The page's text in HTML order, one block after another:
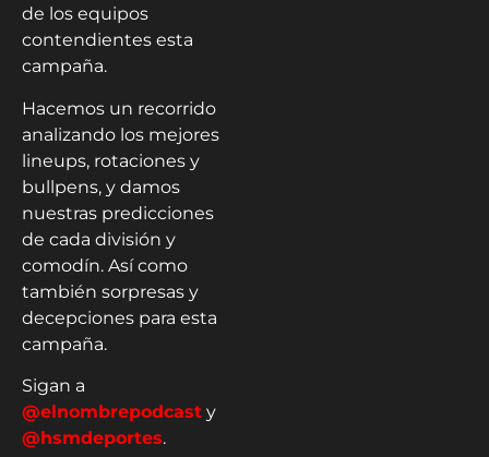
de los equipos
contendientes esta
campaña.
Hacemos un recorrido
analizando los mejores
lineups, rotaciones y
bullpens, y damos
nuestras predicciones
de cada división y
comodín. Así como
también sorpresas y
decepciones para esta
campaña.
Sigan a
@elnombrepodcast y
@hsmdeportes.